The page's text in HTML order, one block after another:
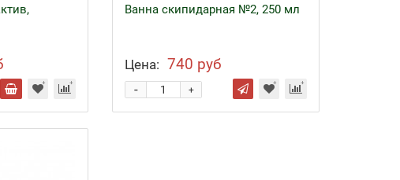
Ванна скипидарная №2, 250 мл
Цена: 740 руб
+
-